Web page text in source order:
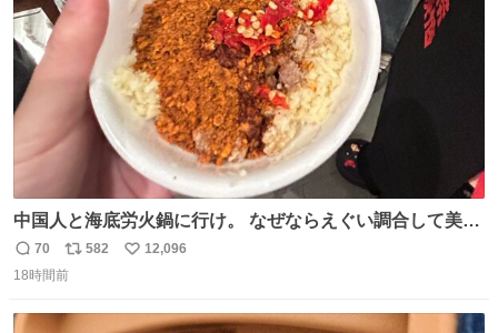
中国人と海底労火鍋に行け。 なぜならえぐい調合して美味
しすぎる ソースを作ってくれるから。
返
信
70
リ
ポ
ト
582
い
数
12,096
18時間前